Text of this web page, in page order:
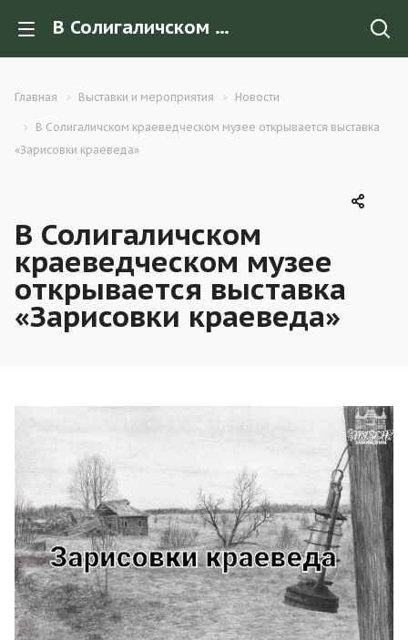
В Солигаличском краеведческом музее открывается выставка «Зарисовки краеведа»
Главная Выставки и мероприятия Новости
В Солигаличском краеведческом музее открывается выставка
«Зарисовки краеведа»
В Солигаличском
краеведческом музее
открывается выставка
«Зарисовки краеведа»